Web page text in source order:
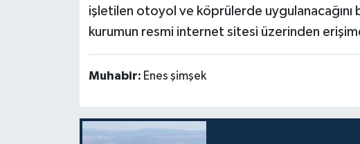
işletilen otoyol ve köprülerde
kurumun resmi internet sitesi üzerinden erişime
Muhabir: Enes şimşek